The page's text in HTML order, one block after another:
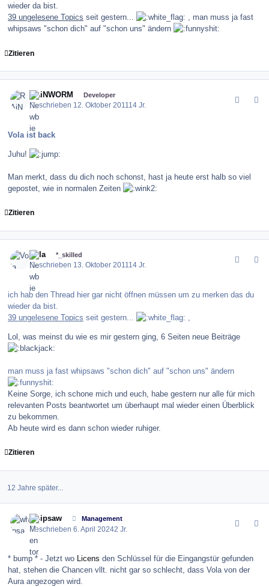
wieder da bist.
39 ungelesene Topics seit gestern...
, man muss ja fast
whipsaws "schon dich" auf "schon uns" ändern
Zitieren
RAiNWORM Developer
Geschrieben 12. Oktober 2011 14 Jr.
Vola ist back
Juhu!
Man merkt, dass du dich noch schonst, hast ja heute erst halb so viel
gepostet, wie in normalen Zeiten
Zitieren
Vola *_skilled
Geschrieben 13. Oktober 2011 14 Jr.
ich hab den Thread hier gar nicht öffnen müssen um zu merken das du
wieder da bist.
39 ungelesene Topics seit gestern... ,
Lol, was meinst du wie es mir gestern ging, 6 Seiten neue Beiträge
man muss ja fast whipsaws "schon dich" auf "schon uns" ändern
Keine Sorge, ich schone mich und euch, habe gestern nur alle für mich
relevanten Posts beantwortet um überhaupt mal wieder einen Überblick
zu bekommen.
Ab heute wird es dann schon wieder ruhiger.
Zitieren
12 Jahre später...
whipsaw Management
Geschrieben6. April 20242 Jr.
* bump * - Jetzt wo Licens den Schlüssel für die Eingangstür gefunden
hat, stehen die Chancen vllt. nicht gar so schlecht, dass Vola von der
Aura angezogen wird.